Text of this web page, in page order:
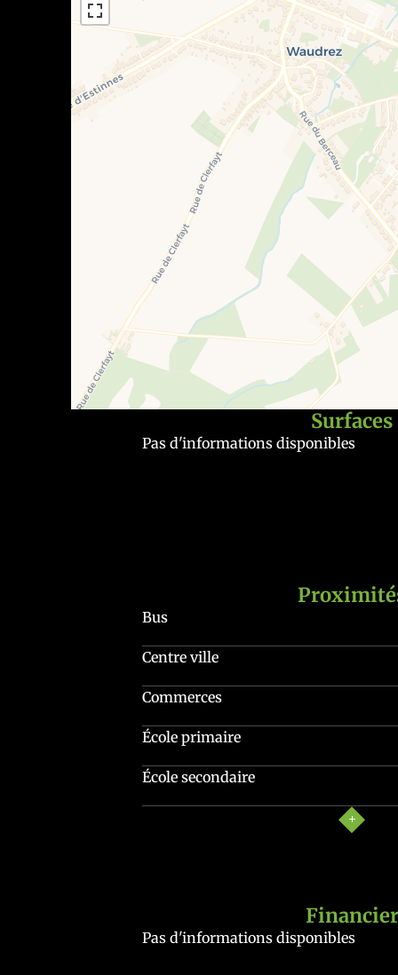
Surfaces
Pas d'informations disponibles
Bus
Centre ville
Commerces
École primaire
École secondaire
Financier
Pas d'informations disponibles